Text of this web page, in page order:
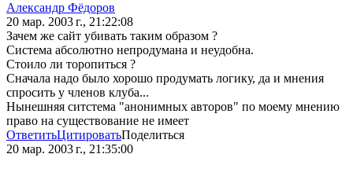
Александр Фёдоров
20 мар. 2003 г., 21:22:08
Зачем же сайт убивать таким образом ?
Система абсолютно непродумана и неудобна.
Стоило ли торопиться ?
Сначала надо было хорошо продумать логику, да и мнения
спросить у членов клуба...
Нынешняя ситстема "анонимных авторов" по моему мнению
право на существование не имеет
ОтветитьЦитироватьПоделиться
20 мар. 2003 г., 21:35:00